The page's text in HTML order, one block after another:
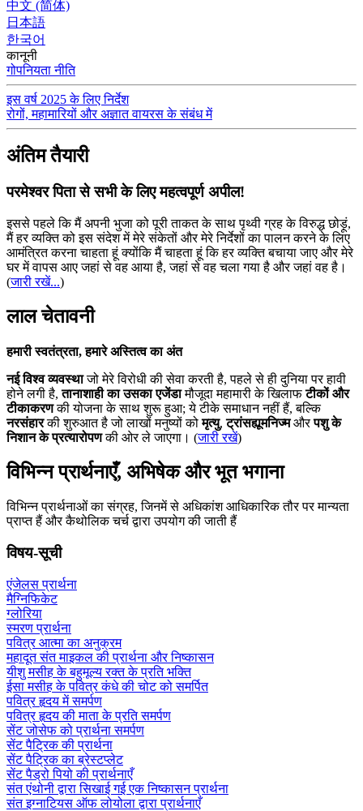
中文 (简体)
日本語
한국어
कानूनी
गोपनियता नीति
इस वर्ष 2025 के लिए निर्देश
रोगों, महामारियों और अज्ञात वायरस के संबंध में
अंतिम तैयारी
परमेश्वर पिता से सभी के लिए महत्वपूर्ण अपील!
इससे पहले कि मैं अपनी भुजा को पूरी ताकत के साथ पृथ्वी ग्रह के विरुद्ध छोड़ूं,
मैं हर व्यक्ति को इस संदेश में मेरे संकेतों और मेरे निर्देशों का पालन करने के लिए
आमंत्रित करना चाहता हूं क्योंकि मैं चाहता हूं कि हर व्यक्ति बचाया जाए और मेरे
घर में वापस आए जहां से वह आया है, जहां से वह चला गया है और जहां वह है।
(जारी रखें...)
लाल चेतावनी
हमारी स्वतंत्रता, हमारे अस्तित्व का अंत
नई विश्व व्यवस्थाजो मेरे विरोधी की सेवा करती है, पहले से ही दुनिया पर हावी
होने लगी है,तानाशाही का उसका एजेंडामौजूदा महामारी के खिलाफटीकों और
टीकाकरणकी योजना के साथ शुरू हुआ; ये टीके समाधान नहीं हैं, बल्कि
नरसंहारकी शुरुआत है जो लाखों मनुष्यों कोमृत्यु,ट्रांसह्यूमनिज्मऔरपशु के
निशान के प्रत्यारोपणकी ओर ले जाएगा। (जारी रखें)
विभिन्न प्रार्थनाएँ, अभिषेक और भूत भगाना
विभिन्न प्रार्थनाओं का संग्रह, जिनमें से अधिकांश आधिकारिक तौर पर मान्यता
प्राप्त हैं और कैथोलिक चर्च द्वारा उपयोग की जाती हैं
विषय-सूची
एंजेलस प्रार्थना
मैग्निफिकेट
ग्लोरिया
स्मरण प्रार्थना
पवित्र आत्मा का अनुक्रम
महादूत संत माइकल की प्रार्थना और निष्कासन
यीशु मसीह के बहुमूल्य रक्त के प्रति भक्ति
ईसा मसीह के पवित्र कंधे की चोट को समर्पित
पवित्र हृदय में समर्पण
पवित्र हृदय की माता के प्रति समर्पण
सेंट जोसेफ को प्रार्थना समर्पण
सेंट पैट्रिक की प्रार्थना
सेंट पैट्रिक का ब्रेस्टप्लेट
सेंट पैड्रो पियो की प्रार्थनाएँ
संत एंथोनी द्वारा सिखाई गई एक निष्कासन प्रार्थना
संत इग्नाटियस ऑफ लोयोला द्वारा प्रार्थनाएँ